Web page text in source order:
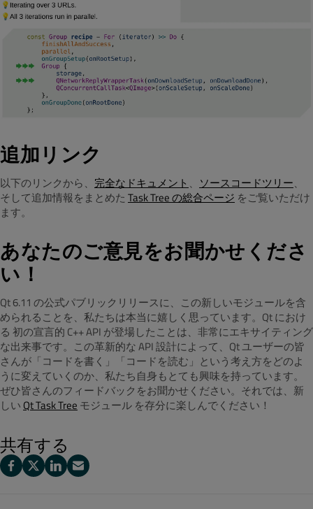
追加リンク
以下のリンクから、 完全なドキュメント 、 ソースコードツリー、
そして追加情報をまとめた Task Tree の総合ページ をご覧いただけ
ます。
あなたのご意見をお聞かせくださ
い！
Qt 6.11 の公式パブリックリリースに、この新しいモジュールを含
められることを、私たちは本当に嬉しく思っています。Qt におけ
る 初の宣言的 C++ API が登場したことは、非常にエキサイティング
な出来事です。この革新的な API 設計によって、Qt ユーザーの皆
さんが「コードを書く」「コードを読む」という考え方をどのよ
うに変えていくのか、私たち自身もとても興味を持っています。
ぜひ皆さんのフィードバックをお聞かせください。それでは、新
しい Qt Task Tree モジュール を存分に楽しんでください！
共有する